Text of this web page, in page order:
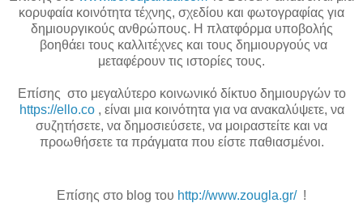
κορυφαία κοινότητα τέχνης, σχεδίου και φωτογραφίας για
δημιουργικούς ανθρώπους. Η πλατφόρμα υποβολής
βοηθάει τους καλλιτέχνες και τους δημιουργούς να
μεταφέρουν τις ιστορίες τους.
Επίσης στο μεγαλύτερο κοινωνικό δίκτυο δημιουργών το
https://ello.co, είναι μια κοινότητα για να ανακαλύψετε, να
συζητήσετε, να δημοσιεύσετε, να μοιραστείτε και να
προωθήσετε τα πράγματα που είστε παθιασμένοι.
Επίσης στο blog του http://www.zougla.gr/!